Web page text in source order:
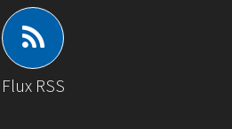
Flux RSS